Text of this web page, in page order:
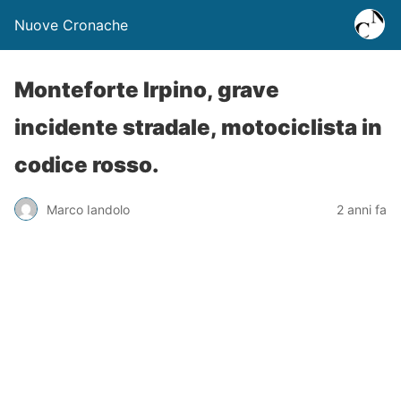
Nuove Cronache
Monteforte Irpino, grave
incidente stradale, motociclista in
codice rosso.
Marco Iandolo 2 anni fa